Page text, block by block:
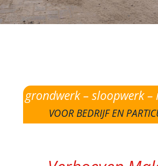
grondwerk – sloopwerk
VOOR BEDRIJF EN